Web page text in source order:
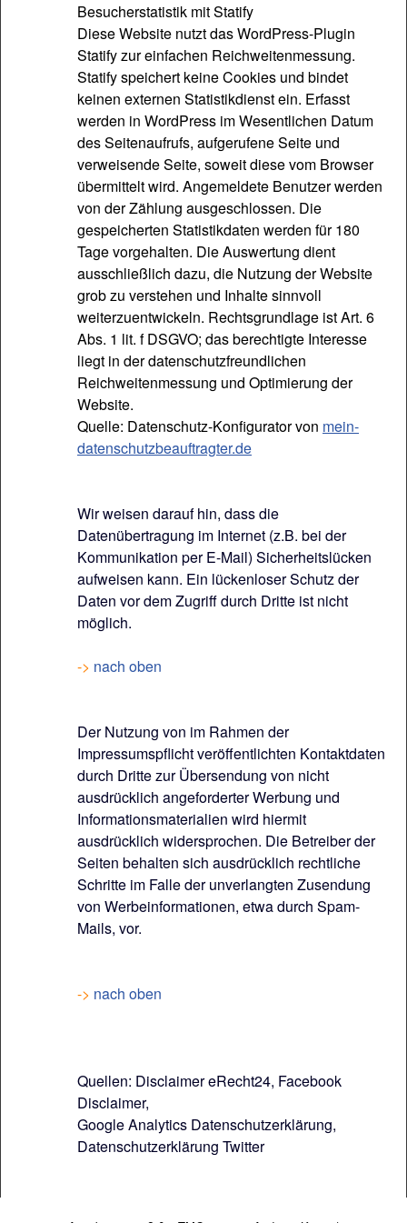
Besucherstatistik mit Statify
Diese Website nutzt das WordPress-Plugin
Statify zur einfachen Reichweitenmessung.
Statify speichert keine Cookies und bindet
keinen externen Statistikdienst ein. Erfasst
werden in WordPress im Wesentlichen Datum
des Seitenaufrufs, aufgerufene Seite und
verweisende Seite, soweit diese vom Browser
übermittelt wird. Angemeldete Benutzer werden
von der Zählung ausgeschlossen. Die
gespeicherten Statistikdaten werden für 180
Tage vorgehalten. Die Auswertung dient
ausschließlich dazu, die Nutzung der Website
grob zu verstehen und Inhalte sinnvoll
weiterzuentwickeln. Rechtsgrundlage ist Art. 6
Abs. 1 lit. f DSGVO; das berechtigte Interesse
liegt in der datenschutzfreundlichen
Reichweitenmessung und Optimierung der
Website.
Quelle: Datenschutz-Konfigurator von mein-
datenschutzbeauftragter.de
Wir weisen darauf hin, dass die
Datenübertragung im Internet (z.B. bei der
Kommunikation per E-Mail) Sicherheitslücken
aufweisen kann. Ein lückenloser Schutz der
Daten vor dem Zugriff durch Dritte ist nicht
möglich.
-> nach oben
Der Nutzung von im Rahmen der
Impressumspflicht veröffentlichten Kontaktdaten
durch Dritte zur Übersendung von nicht
ausdrücklich angeforderter Werbung und
Informationsmaterialien wird hiermit
ausdrücklich widersprochen. Die Betreiber der
Seiten behalten sich ausdrücklich rechtliche
Schritte im Falle der unverlangten Zusendung
von Werbeinformationen, etwa durch Spam-
Mails, vor.
-> nach oben
Quellen: Disclaimer eRecht24, Facebook
Disclaimer,
Google Analytics Datenschutzerklärung,
Datenschutzerklärung Twitter